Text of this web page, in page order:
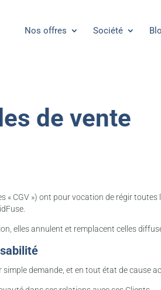
Nos offres Société
de vente
« CGV ») ont pour vocation de régir
elles annulent et remplacent celles
simple demande, et en tout état de cause